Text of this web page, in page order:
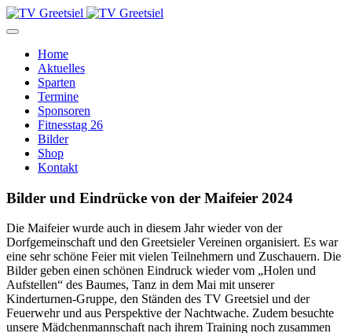
Home
Aktuelles
Sparten
Termine
Sponsoren
Fitnesstag 26
Bilder
Shop
Kontakt
Bilder und Eindrücke von der Maifeier 2024
Die Maifeier wurde auch in diesem Jahr wieder von der
Dorfgemeinschaft und den Greetsieler Vereinen organisiert. Es war
eine sehr schöne Feier mit vielen Teilnehmern und Zuschauern. Die
Bilder geben einen schönen Eindruck wieder vom „Holen und
Aufstellen“ des Baumes, Tanz in dem Mai mit unserer
Kinderturnen-Gruppe, den Ständen des TV Greetsiel und der
Feuerwehr und aus Perspektive der Nachtwache. Zudem besuchte
unsere Mädchenmannschaft nach ihrem Training noch zusammen